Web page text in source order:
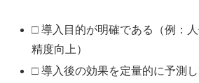
□ 導入目的が明確である（例：
精度向上）
□ 導入後の効果を定量的に予測